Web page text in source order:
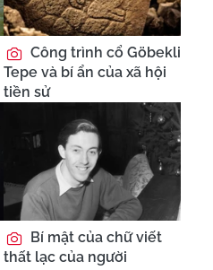
Công trình cổ Göbekli
Tepe và bí ẩn của xã hội
tiền sử
Bí mật của chữ viết
thất lạc của người